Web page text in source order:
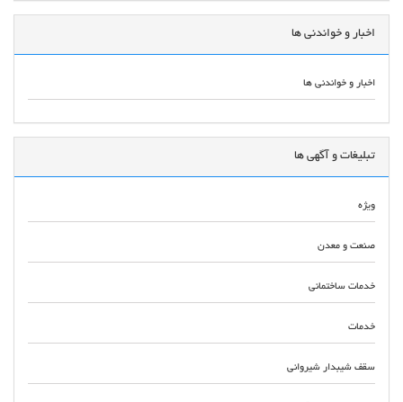
اخبار و خواندنی ها
اخبار و خواندنی ها
تبلیغات و آگهی ها
ویژه
صنعت و معدن
خدمات ساختمانی
خدمات
سقف شیبدار شیروانی